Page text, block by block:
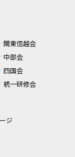
関東信越会
中部会
四国会
統一研修会
ジ